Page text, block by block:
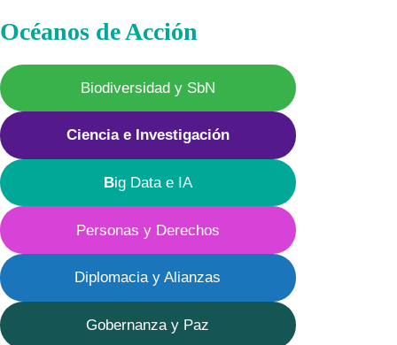
Océanos de Acción
Biodiversidad y SbN
Ciencia e Investigación
Big Data e IA
Personas y Derechos
Diplomacia y Alianzas
Gobernanza y Paz